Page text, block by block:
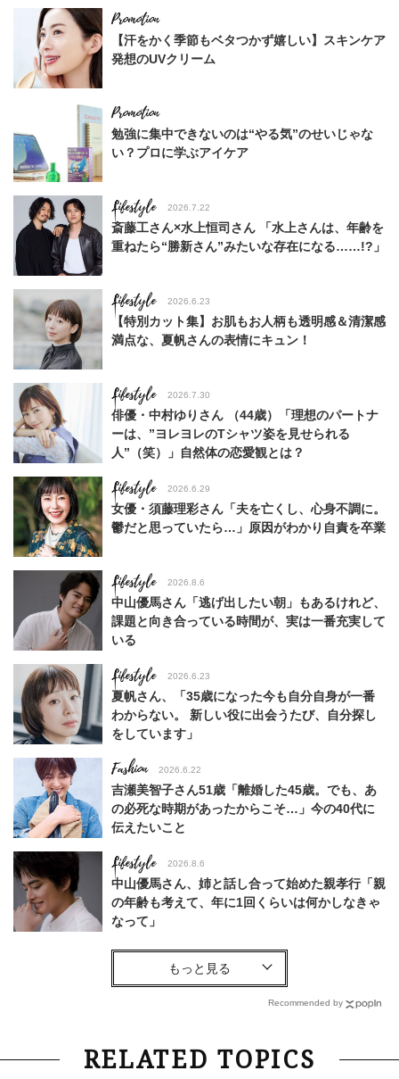
【汗をかく季節もベタつかず嬉しい】スキンケア
発想のUVクリーム
勉強に集中できないのは“やる気”のせいじゃな
い？プロに学ぶアイケア
Lifestyle 2026.7.22
斎藤工さん×水上恒司さん 「水上さんは、年齢を
重ねたら“勝新さん”みたいな存在になる……!?」
Lifestyle 2026.6.23
【特別カット集】お肌もお人柄も透明感＆清潔感
満点な、夏帆さんの表情にキュン！
Lifestyle 2026.7.30
俳優・中村ゆりさん （44歳）「理想のパートナ
ーは、”ヨレヨレのTシャツ姿を見せられる
人”（笑）」自然体の恋愛観とは？
Lifestyle 2026.6.29
女優・須藤理彩さん「夫を亡くし、心身不調に。
鬱だと思っていたら…」原因がわかり自責を卒業
Lifestyle 2026.8.6
中山優馬さん「逃げ出したい朝」もあるけれど、
課題と向き合っている時間が、実は一番充実して
いる
Lifestyle 2026.6.23
夏帆さん、「35歳になった今も自分自身が一番
わからない。 新しい役に出会うたび、自分探し
をしています」
Fashion 2026.6.22
吉瀬美智子さん51歳「離婚した45歳。でも、あ
の必死な時期があったからこそ…」今の40代に
伝えたいこと
Lifestyle 2026.8.6
中山優馬さん、姉と話し合って始めた親孝行「親
の年齢も考えて、年に1回くらいは何かしなきゃ
なって」
Lifestyle
「お若いですね」は褒め言葉？“若い＝美しい”と
Lifestyle 2026.8.6
26年夏の【開運アクション】は”ひと拭き”習
Recommended by
RELATED TOPICS